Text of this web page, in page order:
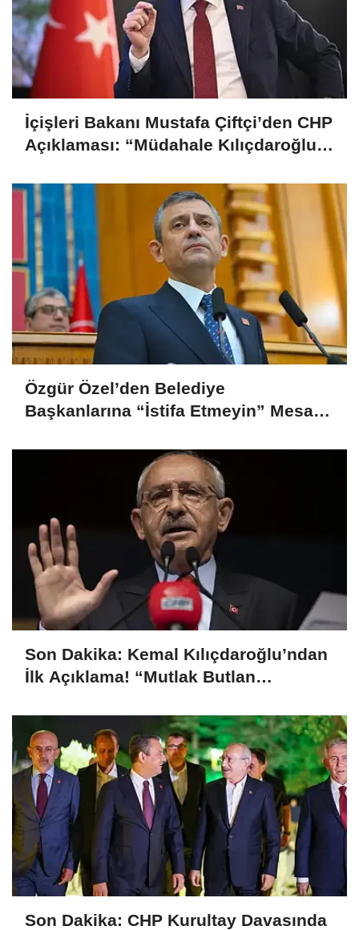
İçişleri Bakanı Mustafa Çiftçi’den CHP
Açıklaması: “Müdahale Kılıçdaroğlu
Özgür Özel’den Belediye
Başkanlarına “İstifa Etmeyin” Mesajı:
Son Dakika: Kemal Kılıçdaroğlu’ndan
İlk Açıklama! “Mutlak Butlan
Son Dakika: CHP Kurultay Davasında